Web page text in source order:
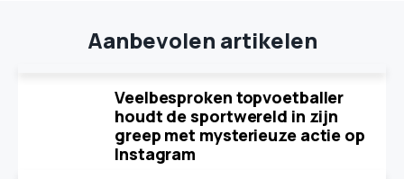
Aanbevolen artikelen
Veelbesproken topvoetballer
houdt de sportwereld in zijn
greep met mysterieuze actie op
Instagram